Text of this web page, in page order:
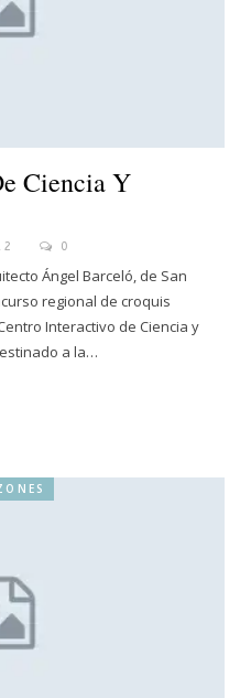
Ciencia Y
0
Ángel Barceló, de San
regional de croquis
Interactivo de Ciencia y
a la…